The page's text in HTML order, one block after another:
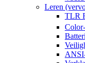
Leren
TLR